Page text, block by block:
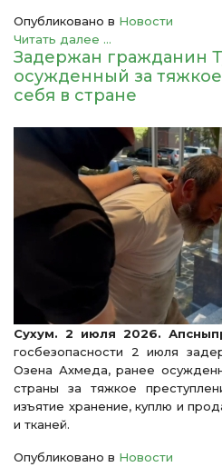
Опубликовано в Новости
Читать далее ...
Задержан гражданин
осужденный за
себя в стране
Сухум. 2 июля 2026.
госбезопасности 2 июля
Озена Ахмеда, ранее
страны за тяжкое
изъятие хранение, куплю и
и тканей.
Опубликовано в Новости